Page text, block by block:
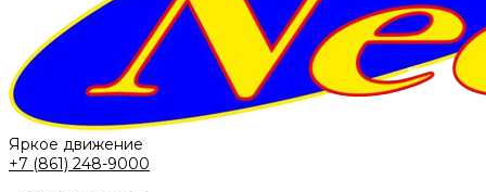
Яркое движение
+7 (861) 248-9000